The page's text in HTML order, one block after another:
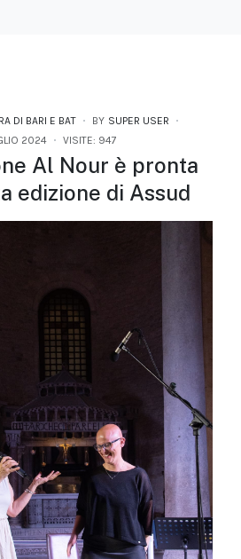
DI BARI E BAT BY SUPER USER
2024
VISITE: 947
Al Nour è pronta
edizione di Assud